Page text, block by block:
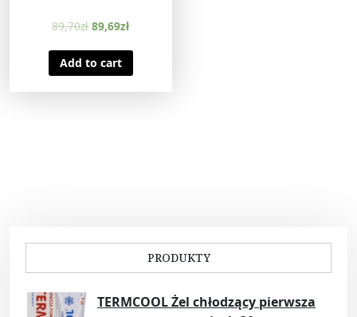
89,70zł 89,69zł
Add to cart
PRODUKTY
TERMCOOL Żel chłodzący pierwsza